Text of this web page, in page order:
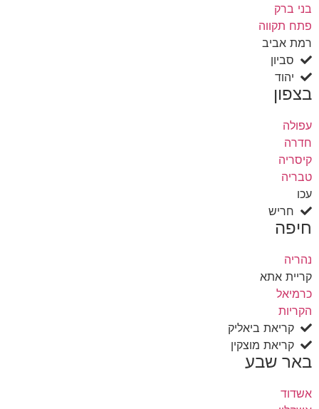
בני ברק
פתח תקווה
רמת אביב
סביון
יהוד
בצפון
עפולה
חדרה
קיסריה
טבריה
עכו
חריש
חיפה
נהריה
קריית אתא
כרמיאל
הקריות
קריאת ביאליק
קריאת מוצקין
באר שבע
אשדוד